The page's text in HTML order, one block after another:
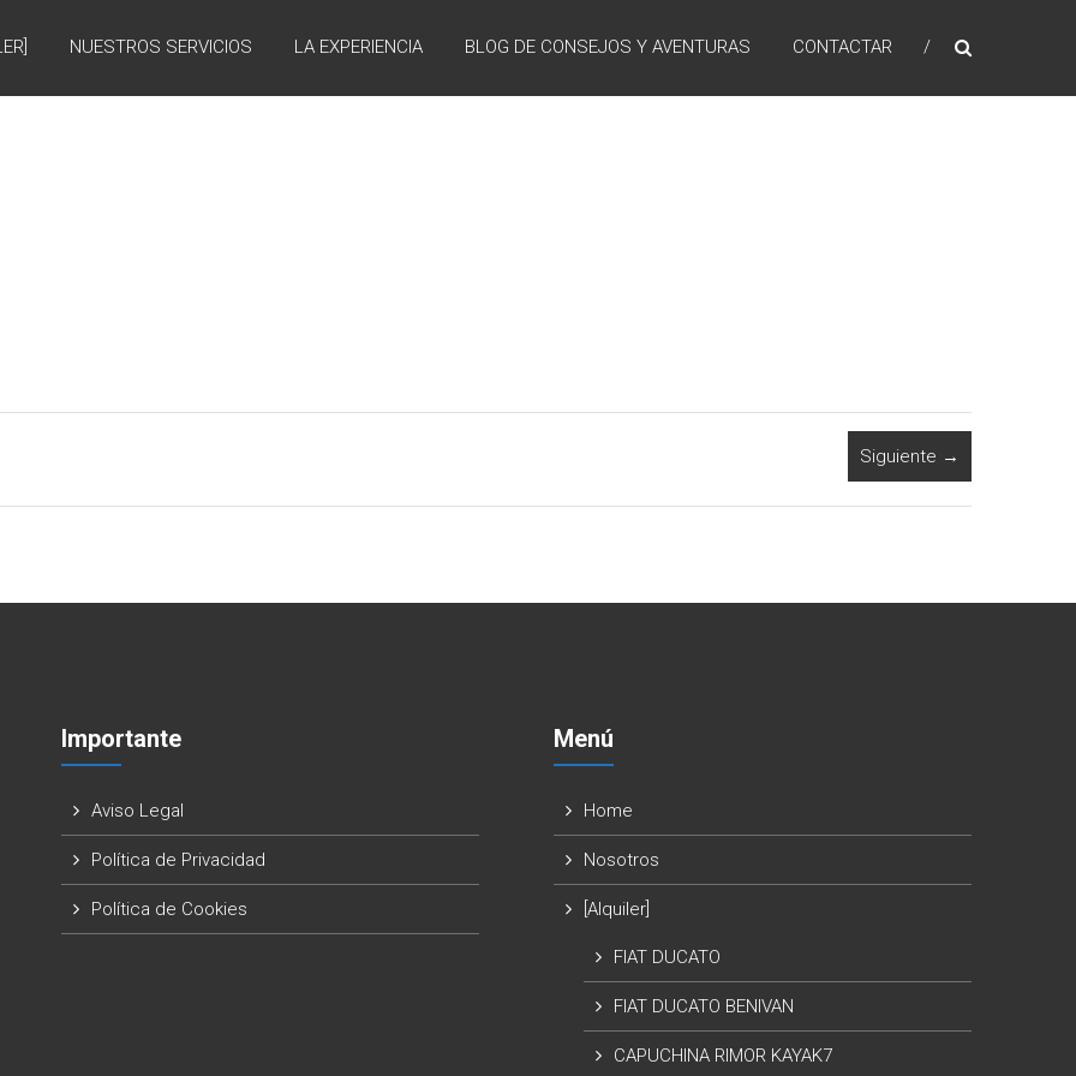
NUESTROS SERVICIOS LA EXPERIENCIA BLOG DE CONSEJOS Y AVENTURAS CONTACTAR
Siguiente →
Importante
Aviso Legal
Política de Privacidad
Política de Cookies
Menú
Home
Nosotros
[Alquiler]
FIAT DUCATO
FIAT DUCATO BENIVAN
CAPUCHINA RIMOR KAYAK7